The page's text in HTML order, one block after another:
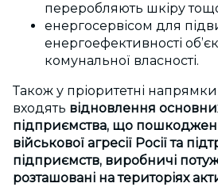
переробляють шкіру
енергосервісом для
енергоефективності
комунальної власності.
Також у пріоритетні
входять відновлення
підприємства, що
військової агресії Росії та
підприємств, виробничі
розташовані на територіях